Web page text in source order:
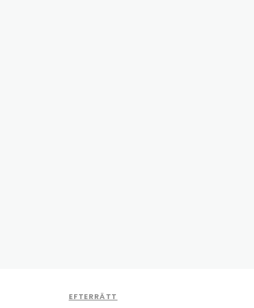
EFTERRÄTT